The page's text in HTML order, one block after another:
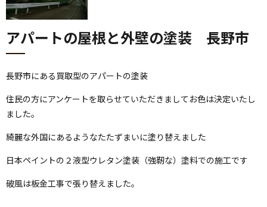
アパートの屋根と外壁の塗装 長野市
長野市にある買取型のアパートの塗装
住民の方にアンケートを取らせていただきましてお色は決定いたし
ました。
綺麗な外国にあるようなたたずまいに塗り替えました
日本ペイントの２液型ウレタン塗装（強靭な）塗料での施工です
破風は板金工事で張り替えました。